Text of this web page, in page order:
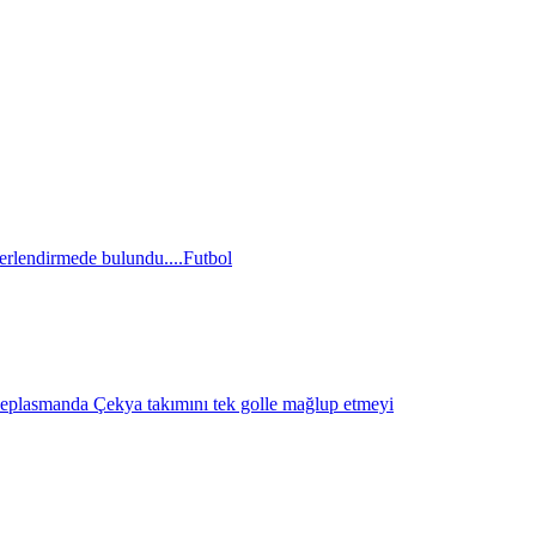
bulundu....Futbol
Çekya takımını tek golle mağlup etmeyi